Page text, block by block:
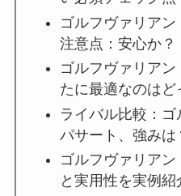
ゴルフヴァリアン
注意点：安心か？
ゴルフヴァリア
たに最適なのはど
ライバル比較：
パサート、強みは
ゴルフヴァリア
と実用性を実例紹